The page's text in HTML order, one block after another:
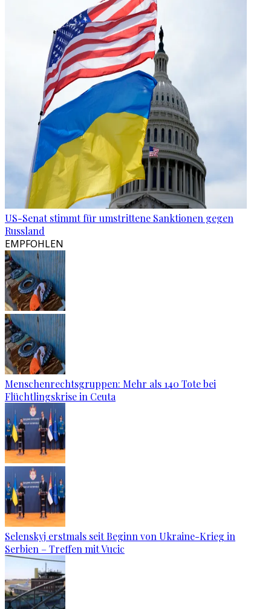
US-Senat stimmt für umstrittene Sanktionen gegen
Russland
EMPFOHLEN
Menschenrechtsgruppen: Mehr als 140 Tote bei
Flüchtlingskrise in Ceuta
Selenskyj erstmals seit Beginn von Ukraine-Krieg in
Serbien – Treffen mit Vucic